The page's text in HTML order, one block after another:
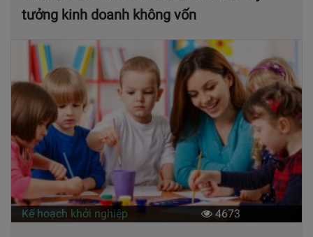
tưởng kinh doanh không vốn
Kế hoạch khởi nghiệp 4673